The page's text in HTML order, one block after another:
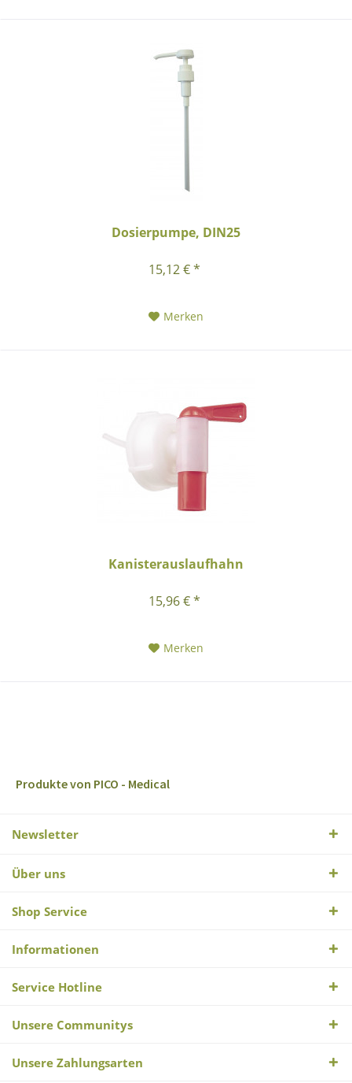
Dosierpumpe, DIN25
15,12 € *
Merken
Kanisterauslaufhahn
15,96 € *
Merken
Produkte von PICO - Medical
Newsletter
Über uns
Shop Service
Informationen
Service Hotline
Unsere Communitys
Unsere Zahlungsarten